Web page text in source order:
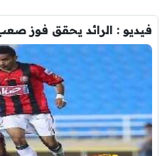
فيديو : الرائد يحقق فوز